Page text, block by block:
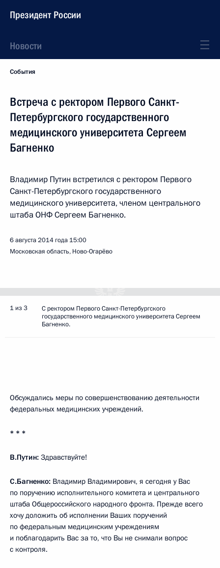
Президент России
Новости
События
Встреча с ректором Первого Санкт-
Петербургского государственного
медицинского университета Сергеем
Багненко
Владимир Путин встретился с ректором Первого
Санкт-Петербургского государственного
медицинского университета, членом центрального
штаба ОНФ Сергеем Багненко.
6 августа 2014 года 15:00
Московская область, Ново-Огарёво
1 из 3
С ректором Первого Санкт-Петербургского
государственного медицинского университета Сергеем
Багненко.
Обсуждались меры по совершенствованию деятельности
федеральных медицинских учреждений.
* * *
В.Путин: Здравствуйте!
С.Багненко: Владимир Владимирович, я сегодня у Вас
по поручению исполнительного комитета и центрального
штаба Общероссийского народного фронта. Прежде всего
хочу доложить об исполнении Ваших поручений
по федеральным медицинским учреждениям
и поблагодарить Вас за то, что Вы не снимали вопрос
с контроля.